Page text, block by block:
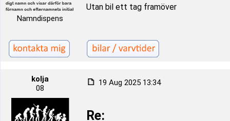
Namndispens
Utan bil ett tag framöver
kolja
08
19 Aug 2025 13:34
Re: